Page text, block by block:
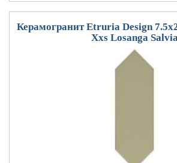
Керамогранит Etruria Design
Xxs Losanga